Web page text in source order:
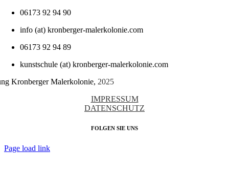
06173 92 94 90
info (at) kronberger-malerkolonie.com
06173 92 94 89
kunstschule (at) kronberger-malerkolonie.com
Kronberger Malerkolonie, 2025
IMPRESSUM
DATENSCHUTZ
FOLGEN SIE UNS
Page load link